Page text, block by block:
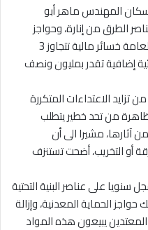
المهندس ماهر أبو
الطرق من إنارة، وحواجز
أمان، وشواخص مرورية، تكبد الخزينة العامة خسائر مالية تتجاوز 3
إضافية تقدر بمليون ونصف
تزايد الاعتداءات المتكررة
من تحد خطير يتطلب
آثارها، مشيرا الى أن
أو التخريب، أضحت تستنزف
اعتداء تسجل سنويا على عناصر البنية التحتية
الحماية المعدنية، وإزالة
يبيعون هذه المواد